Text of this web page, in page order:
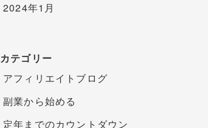
2024年1月
カテゴリー
アフィリエイトブログ
副業から始める
定年までのカウントダウン